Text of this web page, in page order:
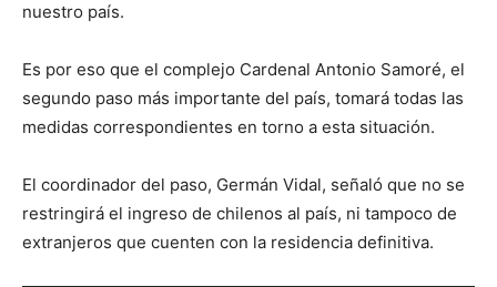
nuestro país.
Es por eso que el complejo Cardenal Antonio Samoré, el
segundo paso más importante del país, tomará todas las
medidas correspondientes en torno a esta situación.
El coordinador del paso, Germán Vidal, señaló que no se
restringirá el ingreso de chilenos al país, ni tampoco de
extranjeros que cuenten con la residencia definitiva.